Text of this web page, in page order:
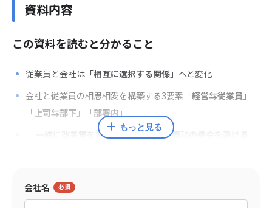
資料内容
この資料を読むと分かること
従業員と会社は「相互に選択する関係 」へと変化
会社と従業員の相思相愛を構築する3要素「経営⇆従業員 」
「上司⇆部下 」「部署内」
一緒に改善策を考える」「経営層と面談の機会を設ける
監修者
もっと見る
会社名